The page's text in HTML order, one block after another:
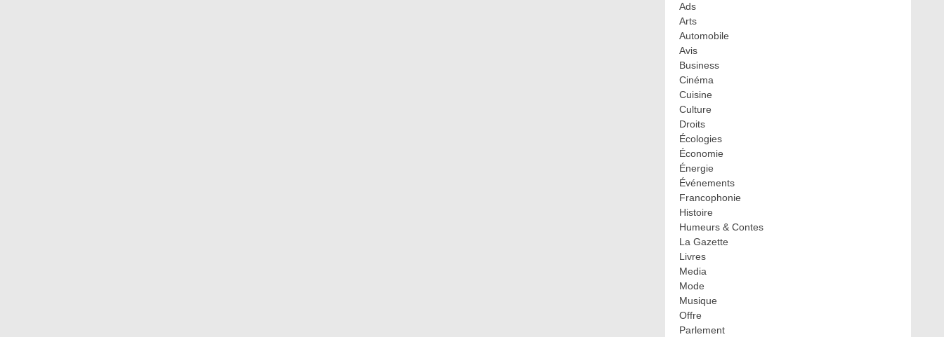
Ads
Arts
Automobile
Avis
Business
Cinéma
Cuisine
Culture
Droits
Écologies
Économie
Énergie
Événements
Francophonie
Histoire
Humeurs & Contes
La Gazette
Livres
Media
Mode
Musique
Offre
Parlement